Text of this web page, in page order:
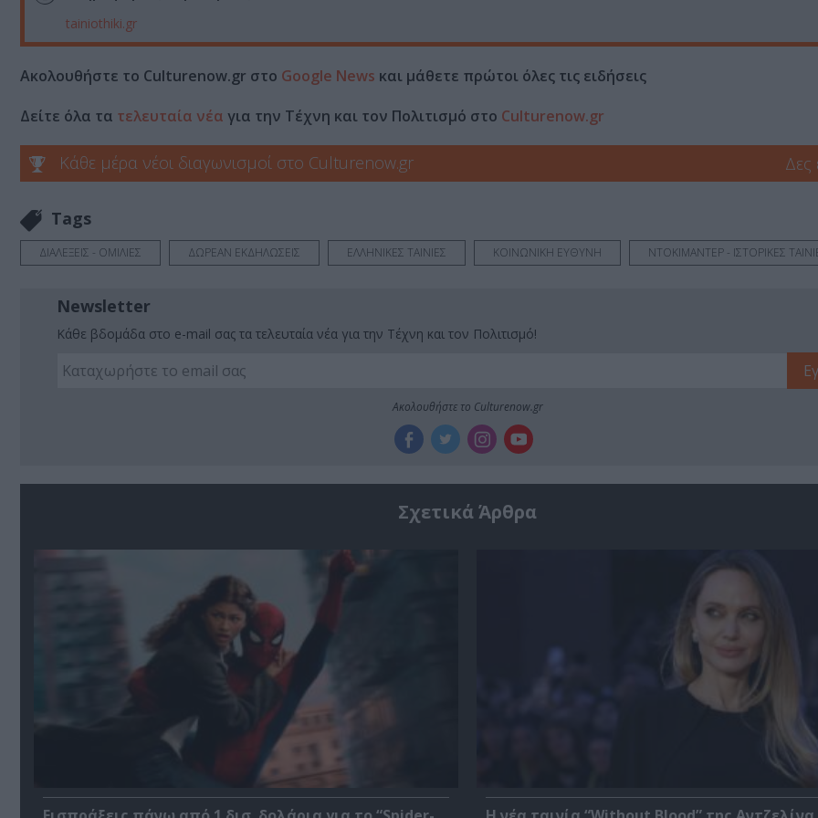
tainiothiki.gr
Ακολουθήστε το Culturenow.gr στο Google News και μάθετε πρώτοι όλες τις ειδήσεις
Δείτε όλα τα τελευταία νέα για την Τέχνη και τον Πολιτισμό στο Culturenow.gr
Κάθε μέρα νέοι διαγωνισμοί στο Culturenow.gr Δες
Tags
ΔΙΑΛΕΞΕΙΣ - ΟΜΙΛΙΕΣ ΔΩΡΕΑΝ ΕΚΔΗΛΩΣΕΙΣ ΕΛΛΗΝΙΚΕΣ ΤΑΙΝΙΕΣ ΚΟΙΝΩΝΙΚΗ ΕΥΘΥΝΗ ΝΤΟΚΙΜΑΝΤΕΡ - ΙΣΤΟΡΙΚΕΣ
Newsletter
Κάθε βδομάδα στο e-mail σας τα τελευταία νέα για την Τέχνη και τον Πολιτισμό!
Ακολουθήστε το Culturenow.gr
Σχετικά Άρθρα